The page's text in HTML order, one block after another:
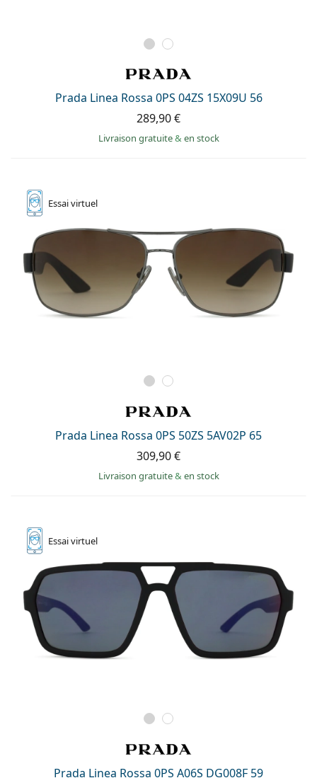
Prada Linea Rossa 0PS 04ZS 15X09U 56
289,90 €
Livraison gratuite& en stock
Essaivirtuel
Prada Linea Rossa 0PS 50ZS 5AV02P 65
309,90 €
Livraison gratuite& en stock
Essaivirtuel
Prada Linea Rossa 0PS A06S DG008F 59